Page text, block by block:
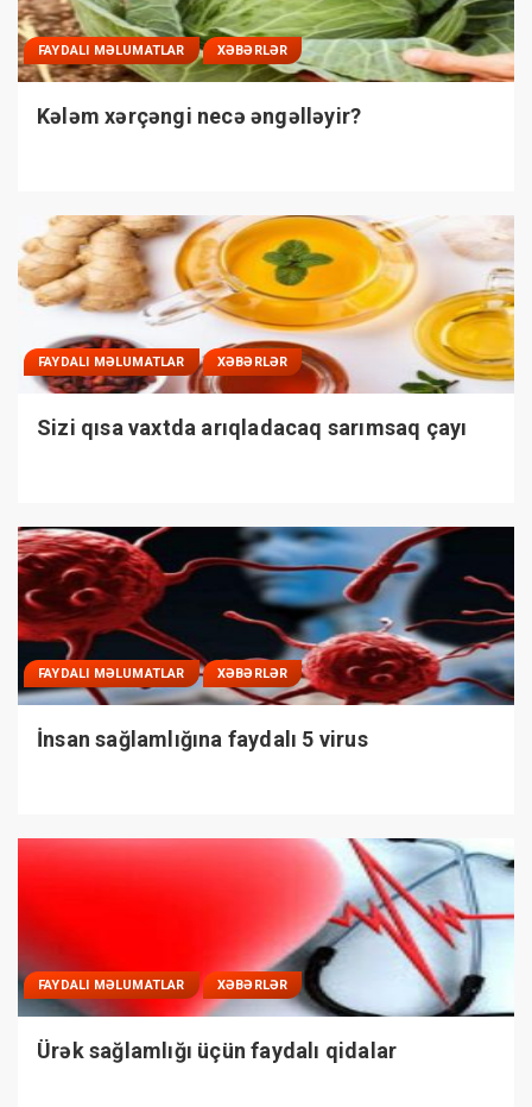
FAYDALI MƏLUMATLAR XƏBƏRLƏR
Kələm xərçəngi necə əngəlləyir?
FAYDALI MƏLUMATLAR XƏBƏRLƏR
Sizi qısa vaxtda arıqladacaq sarımsaq çayı
FAYDALI MƏLUMATLAR XƏBƏRLƏR
İnsan sağlamlığına faydalı 5 virus
FAYDALI MƏLUMATLAR XƏBƏRLƏR
Ürək sağlamlığı üçün faydalı qidalar